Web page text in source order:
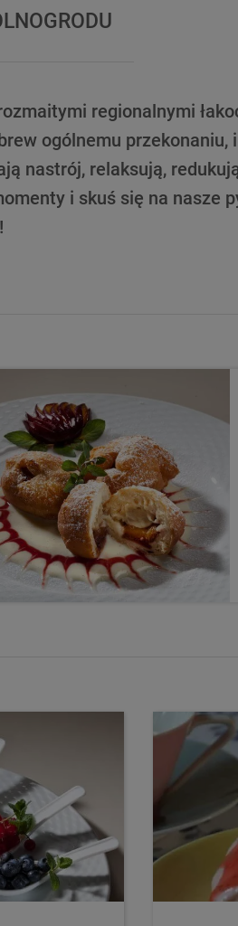
regionalnymi
ogólnemu przekonaniu, i
nastrój, relaksują,
i skuś się na nasze